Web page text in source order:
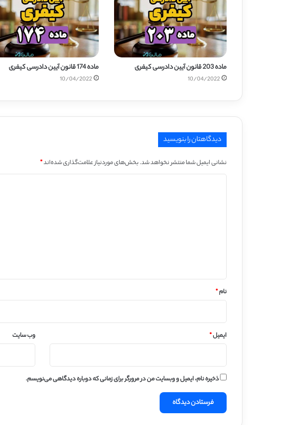
ماده 203 قانون آیین دادرسی کیفری
10/04/2022
ماده 174 قانون آیین دادرسی کیفری
10/04/2022
دیدگاهتان را بنویسید
نشانی ایمیل شما منتشر نخواهد شد.بخش‌های موردنیاز علامت‌گذاری شده‌اند*
نام*
ایمیل* وب‌ سایت
ذخیره نام، ایمیل و وبسایت من در مرورگر برای زمانی که دوباره دیدگاهی می‌نویسم.